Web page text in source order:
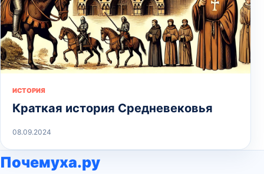
ИСТОРИЯ
Краткая история Средневековья
08.09.2024
Почемуха.ру